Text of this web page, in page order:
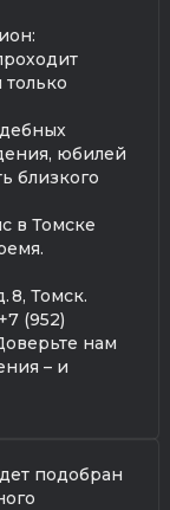
юбилей
близкого
в Томске
8, Томск.
(952)
нам
– и
подобран